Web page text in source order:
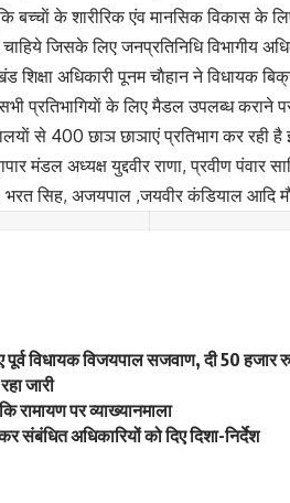
बच्चाें के शारीरिक एंव मानसिक विकास के
जिसके लिए जनप्रतिनिधि विभागीय
अधिकारी पूनम चाैहान ने विधायक
प्रतिभागियाें के लिए मैडल उपलब्ध कराने
से 400 छाञ छाञाएं प्रतिभाग कर
मंडल अध्यक्ष युद्दवीर राणा, प्रवीण पंवार
भरत सिह, अजयपाल ,जयवीर कंडियाल आदि
विधायक विजयपाल सजवाण, दी 50 हजार
जारी
रामायण पर व्याख्यानमाला
अधिकारियों को दिए दिशा-निर्देश